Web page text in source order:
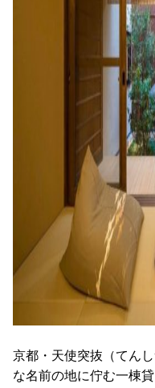
京都・天使突抜（てん
な名前の地に佇む一棟